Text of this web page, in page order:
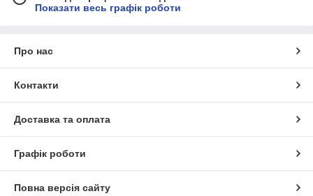
Показати весь графік роботи
Про нас
Контакти
Доставка та оплата
Графік роботи
Повна версія сайту